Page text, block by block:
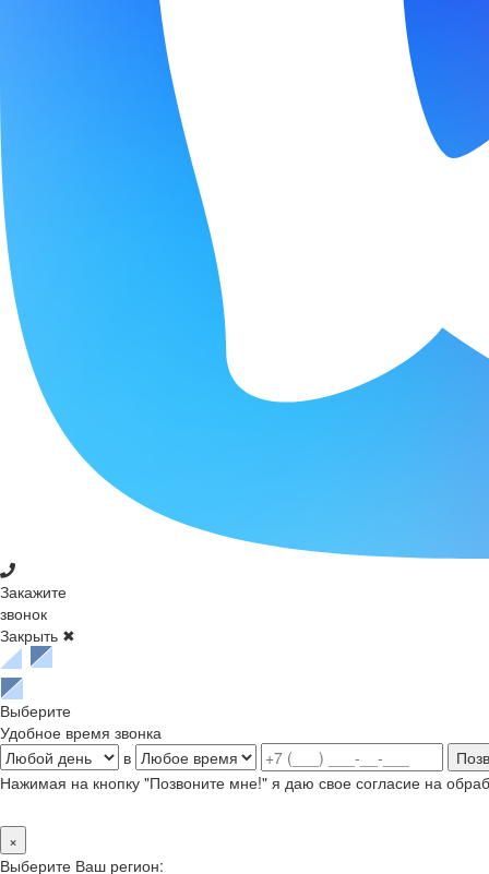
Закажите
звонок
Закрыть ✖
Выберите
Удобное время звонка
в
Нажимая на кнопку "Позвоните мне!" я даю свое согласие на
×
Выберите Ваш регион: